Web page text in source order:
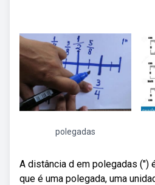
polegadas
A distância d em polegadas (″)
que é uma polegada, uma